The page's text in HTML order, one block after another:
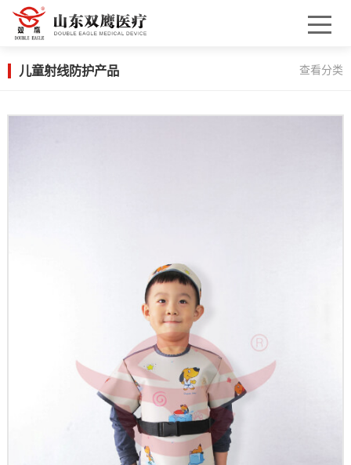
儿童射线防护产品 查看分类